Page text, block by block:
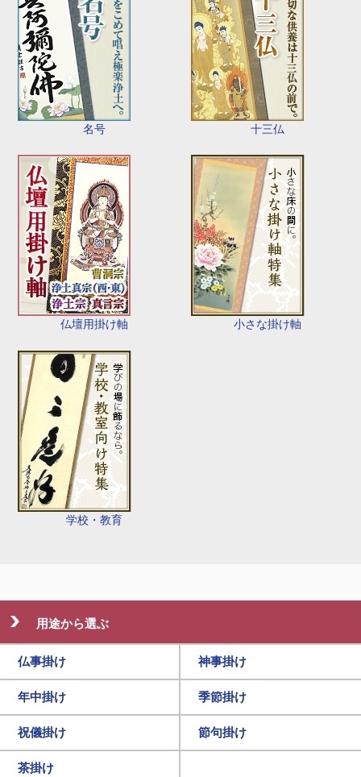
名号 十三仏
仏壇用掛け軸 小さな掛け軸
学校・教育
用途から選ぶ
仏事掛け 神事掛け
年中掛け 季節掛け
祝儀掛け 節句掛け
茶掛け